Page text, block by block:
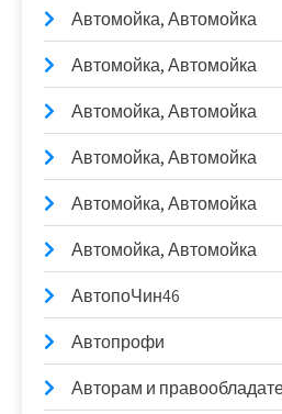
Автомойка, Автомойка
Автомойка, Автомойка
Автомойка, Автомойка
Автомойка, Автомойка
Автомойка, Автомойка
Автомойка, Автомойка
АвтопоЧин46
Автопрофи
Авторам и